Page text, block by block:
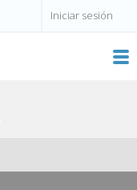
Iniciar sesión